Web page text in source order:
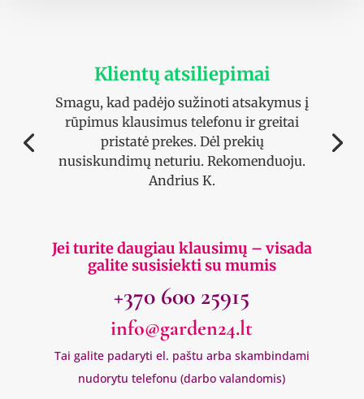
Klientų atsiliepimai
Smagu, kad padėjo sužinoti atsakymus į
rūpimus klausimus telefonu ir greitai
pristatė prekes. Dėl prekių
nusiskundimų neturiu. Rekomenduoju.
Andrius K.
Jei turite daugiau klausimų – visada
galite susisiekti su mumis
+370 600 25915
info@garden24.lt
Tai galite padaryti el. paštu arba skambindami
nudorytu telefonu (darbo valandomis)